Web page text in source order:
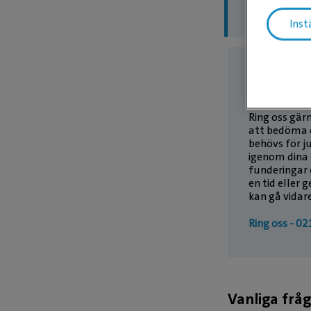
öppna
Ring oss
att bedöma
behövs för
igenom
funderingar
en tid eller
kan gå
Ring oss -
Vanliga